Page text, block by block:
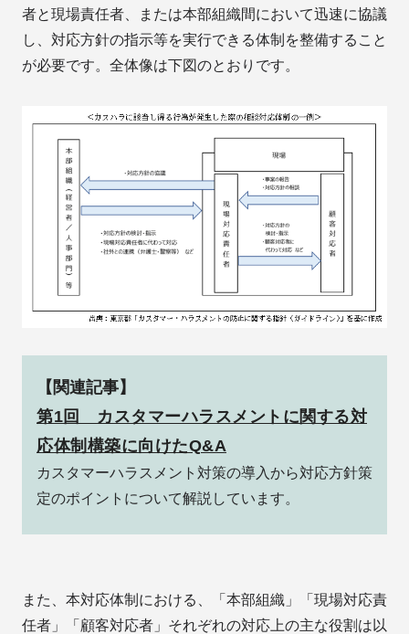
者と現場責任者、または本部組織間において迅速に協議
し、対応方針の指示等を実行できる体制を整備すること
が必要です。全体像は下図のとおりです。
【関連記事】
第1回 カスタマーハラスメントに関する対
応体制構築に向けたQ&A
カスタマーハラスメント対策の導入から対応方針策
定のポイントについて解説しています。
また、本対応体制における、「本部組織」「現場対応責
任者」「顧客対応者」それぞれの対応上の主な役割は以